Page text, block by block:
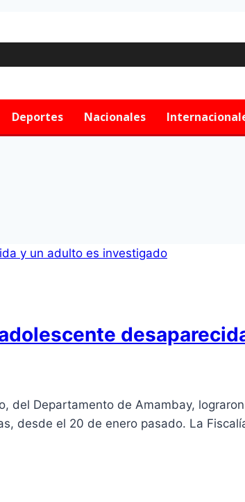
Deportes Nacionales
del Departamento de Amambay,
desde el 20 de enero pasado. La